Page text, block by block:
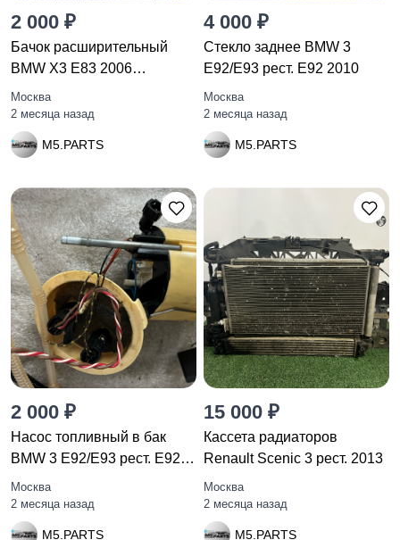
2 000 ₽
Бачок расширительный
BMW X3 E83 2006
17137800293
Москва
2 месяца назад
M5.PARTS
4 000 ₽
Стекло заднее BMW 3
E92/E93 рест. E92 2010
Москва
2 месяца назад
M5.PARTS
2 000 ₽
Насос топливный в бак
BMW 3 E92/E93 рест. E92
2010
Москва
2 месяца назад
M5.PARTS
15 000 ₽
Кассета радиаторов
Renault Scenic 3 рест. 2013
Москва
2 месяца назад
M5.PARTS